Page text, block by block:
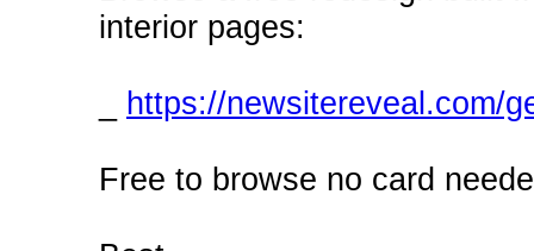
interior pages:
https://newsitereveal.com/
Free to browse no card